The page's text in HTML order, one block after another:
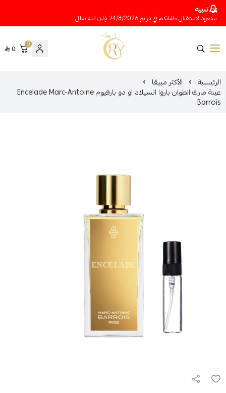
تنبيه
سنعود لاستقبال طلباتكم في تاريخ 24/8/2026 بإذن الله تعالى
متجر عينات عطور أوري
0
0
الرئيسية الأكثر مبيعًا
عينة مارك انطوان باروا انسيلاد او دو بارفيوم Encelade Marc-Antoine
Barrois